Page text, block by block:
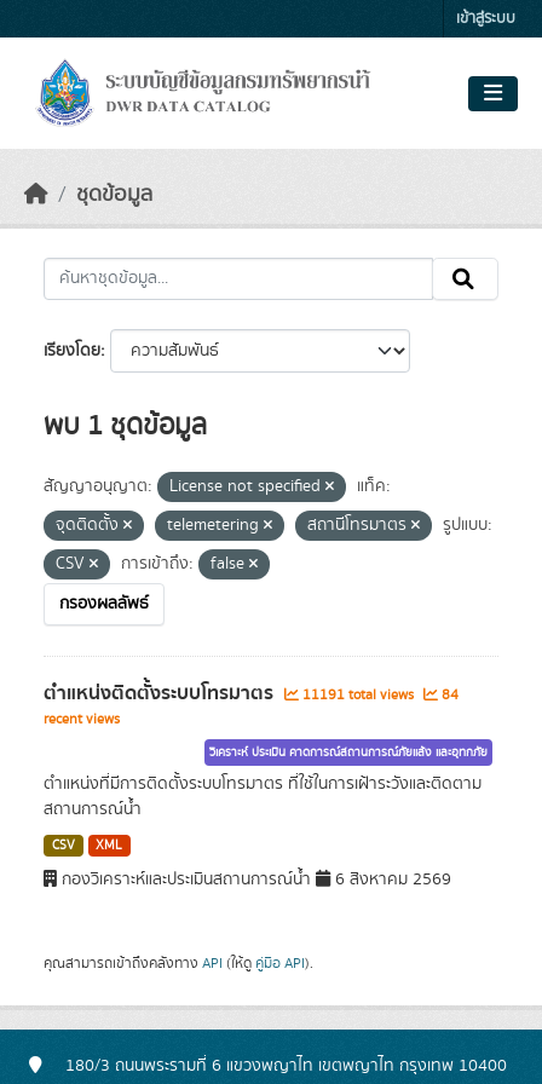
เข้าสู่ระบบ
ชุดข้อมูล
เรียงโดย
พบ 1 ชุดข้อมูล
สัญญาอนุญาต: License not specified
แท็ค:
จุดติดตั้ง
telemetering สถานีโทรมาตร
รูปแบบ:
CSV
การเข้าถึง:
false
กรองผลลัพธ์
ตำแหน่งติดตั้งระบบโทรมาตร 11191 total views
84
recent views
วิเคราะห์ ประเมิน คาดการณ์สถานการณ์ภัยแล้ง และอุทกภัย
ตำแหน่งที่มีการติดตั้งระบบโทรมาตร ที่ใช้ในการเฝ้าระวังและติดตาม
สถานการณ์น้ำ
CSV XML
กองวิเคราะห์และประเมินสถานการณ์น้ำ 6 สิงหาคม 2569
คุณสามารถเข้าถึงคลังทาง API (ให้ดู คู่มือ API).
180/3 ถนนพระรามที่ 6 แขวงพญาไท เขตพญาไท กรุงเทพ 10400